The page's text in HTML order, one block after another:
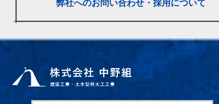
弊社へのお問い合わせ・採用について